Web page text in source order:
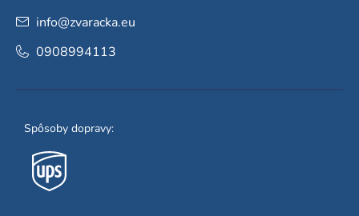
info@zvaracka.eu
0908994113
Spôsoby dopravy: